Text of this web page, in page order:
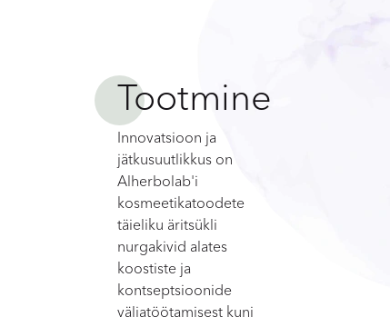
Tootmine
Innovatsioon ja
jätkusuutlikkus on
Alherbolab'i
kosmeetikatoodete
täieliku äritsükli
nurgakivid alates
koostiste ja
kontseptsioonide
väljatöötamisest kuni